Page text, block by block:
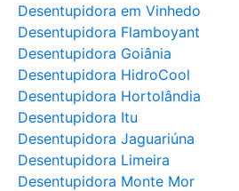
Desentupidora em Vinhedo
Desentupidora Flamboyant
Desentupidora Goiânia
Desentupidora HidroCool
Desentupidora Hortolândia
Desentupidora Itu
Desentupidora Jaguariúna
Desentupidora Limeira
Desentupidora Monte Mor